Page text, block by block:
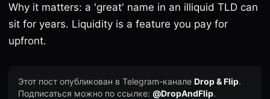
Why it matters: a 'great' name in an illiquid TLD can
sit for years. Liquidity is a feature you pay for
upfront.
Этот пост опубликован в Telegram-канале Drop & Flip.
Подписаться можно по ссылке: @DropAndFlip.